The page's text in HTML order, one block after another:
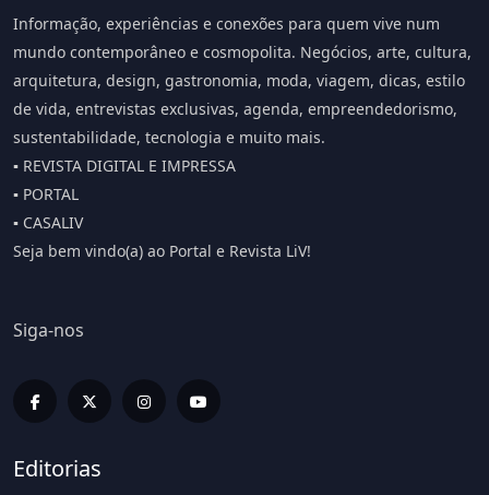
Informação, experiências e conexões para quem vive num
mundo contemporâneo e cosmopolita. Negócios, arte, cultura,
arquitetura, design, gastronomia, moda, viagem, dicas, estilo
de vida, entrevistas exclusivas, agenda, empreendedorismo,
sustentabilidade, tecnologia e muito mais.
▪️ REVISTA DIGITAL E IMPRESSA
▪️ PORTAL
▪️ CASALIV
Seja bem vindo(a) ao Portal e Revista LiV!
Siga-nos
Editorias